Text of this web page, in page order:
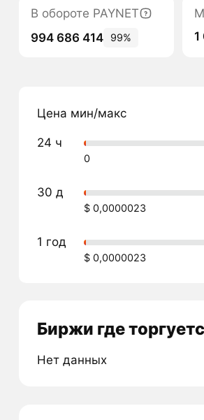
В обороте PAYNET
994 686 414
99%
Цена мин/макс
24 ч
0
30 д
$ 0,0000023
1 год
$ 0,0000023
Биржи где
Нет данных